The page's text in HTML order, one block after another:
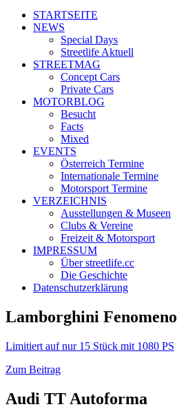
STARTSEITE
NEWS
Special Days
Streetlife Aktuell
STREETMAG
Concept Cars
Private Cars
MOTORBLOG
Besucht
Facts
Mixed
EVENTS
Österreich Termine
Internationale Termine
Motorsport Termine
VERZEICHNIS
Ausstellungen & Museen
Clubs & Vereine
Freizeit & Motorsport
IMPRESSUM
Über streetlife.cc
Die Geschichte
Datenschutzerklärung
Lamborghini Fenomeno
Limitiert auf nur 15 Stück mit 1080 PS
Zum Beitrag
Audi TT Autoforma